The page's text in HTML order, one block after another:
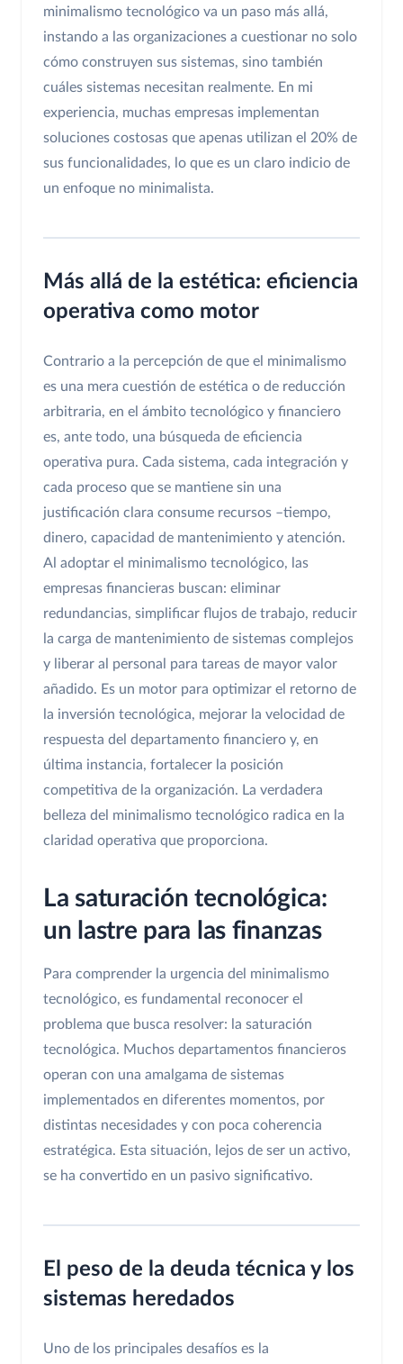
minimalismo tecnológico va un paso más allá,
instando a las organizaciones a cuestionar no solo
cómo construyen sus sistemas, sino también
cuáles sistemas necesitan realmente. En mi
experiencia, muchas empresas implementan
soluciones costosas que apenas utilizan el 20% de
sus funcionalidades, lo que es un claro indicio de
un enfoque no minimalista.
Más allá de la estética: eficiencia
operativa como motor
Contrario a la percepción de que el minimalismo
es una mera cuestión de estética o de reducción
arbitraria, en el ámbito tecnológico y financiero
es, ante todo, una búsqueda de eficiencia
operativa pura. Cada sistema, cada integración y
cada proceso que se mantiene sin una
justificación clara consume recursos –tiempo,
dinero, capacidad de mantenimiento y atención.
Al adoptar el minimalismo tecnológico, las
empresas financieras buscan: eliminar
redundancias, simplificar flujos de trabajo, reducir
la carga de mantenimiento de sistemas complejos
y liberar al personal para tareas de mayor valor
añadido. Es un motor para optimizar el retorno de
la inversión tecnológica, mejorar la velocidad de
respuesta del departamento financiero y, en
última instancia, fortalecer la posición
competitiva de la organización. La verdadera
belleza del minimalismo tecnológico radica en la
claridad operativa que proporciona.
La saturación tecnológica:
un lastre para las finanzas
Para comprender la urgencia del minimalismo
tecnológico, es fundamental reconocer el
problema que busca resolver: la saturación
tecnológica. Muchos departamentos financieros
operan con una amalgama de sistemas
implementados en diferentes momentos, por
distintas necesidades y con poca coherencia
estratégica. Esta situación, lejos de ser un activo,
se ha convertido en un pasivo significativo.
El peso de la deuda técnica y los
sistemas heredados
Uno de los principales desafíos es la